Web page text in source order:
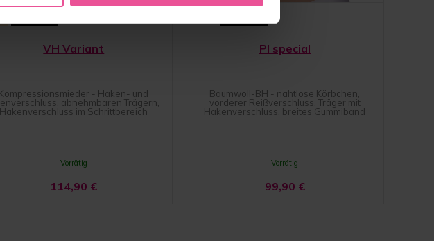
VH Variant
Kompressionsmieder - Haken- und
abnehmbaren Trägern,
Hakenverschluss im Schrittbereich
Vorrätig
114,90 €
PI special
Baumwoll-BH - nahtlose Körbchen,
vorderer Reißverschluss, Träger mit
Hakenverschluss, breites Gummiband
Vorrätig
99,90 €